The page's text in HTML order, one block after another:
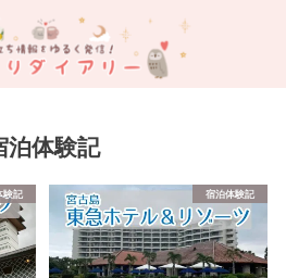
泊体験記
験記 宿泊体験記